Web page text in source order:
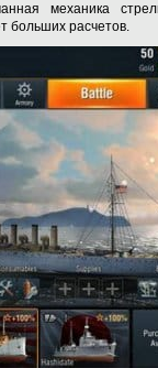
механика
больших расчетов.